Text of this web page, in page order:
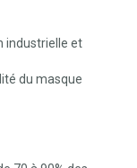
industrielle et
du masque